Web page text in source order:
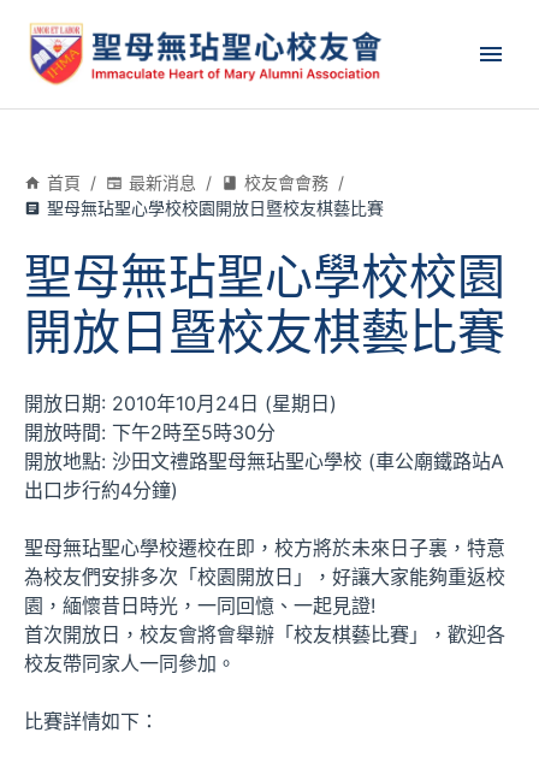
首頁 / 最新消息 / 校友會會務 /
聖母無玷聖心學校校園開放日暨校友棋藝比賽
聖母無玷聖心學校校園
開放日暨校友棋藝比賽
開放日期: 2010年10月24日 (星期日)
開放時間: 下午2時至5時30分
開放地點: 沙田文禮路聖母無玷聖心學校 (車公廟鐵路站A
出口步行約4分鐘)
聖母無玷聖心學校遷校在即，校方將於未來日子裏，特意
為校友們安排多次「校園開放日」，好讓大家能夠重返校
園，緬懷昔日時光，一同回憶、一起見證!
首次開放日，校友會將會舉辦「校友棋藝比賽」，歡迎各
校友帶同家人一同參加。
比賽詳情如下：